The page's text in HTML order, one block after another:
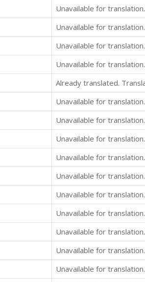
Unavailable for translation.
Unavailable for translation.
Unavailable for translation.
Unavailable for translation.
Already translated.
Unavailable for translation.
Unavailable for translation.
Unavailable for translation.
Unavailable for translation.
Unavailable for translation.
Unavailable for translation.
Unavailable for translation.
Unavailable for translation.
Unavailable for translation.
Unavailable for translation.